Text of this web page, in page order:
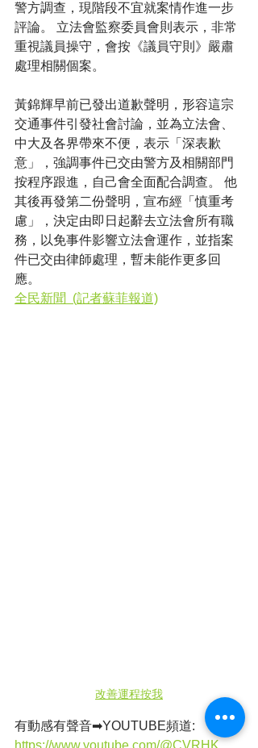
警方調查，現階段不宜就案情作進一步
評論。 立法會監察委員會則表示，非常
重視議員操守，會按《議員守則》嚴肅
處理相關個案。
黃錦輝早前已發出道歉聲明，形容這宗
交通事件引發社會討論，並為立法會、
中大及各界帶來不便，表示「深表歉
意」，強調事件已交由警方及相關部門
按程序跟進，自己會全面配合調查。 他
其後再發第二份聲明，宣布經「慎重考
慮」，決定由即日起辭去立法會所有職
務，以免事件影響立法會運作，並指案
件已交由律師處理，暫未能作更多回
應。
全民新聞  (記者蘇菲報道)
改善運程按我
有動感有聲音➡YOUTUBE頻道:
https://www.youtube.com/@CVRHK